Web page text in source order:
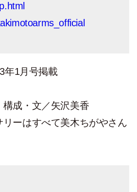
年1月号掲載
成・文／矢沢美香
ーはすべて美木ちがやさん